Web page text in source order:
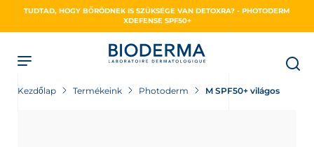
TUDTAD, HOGY BŐRÖDNEK IS SZÜKSÉGE VAN DETOXRA? - PHOTODERM
XDEFENSE SPF50+
Kezdőlap Termékeink Photoderm M SPF50+ világos